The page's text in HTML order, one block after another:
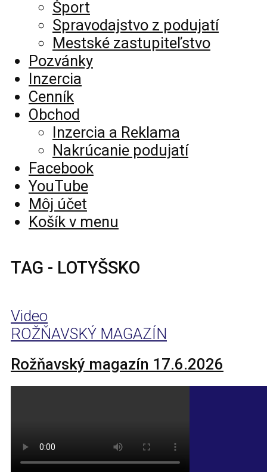
Šport
Spravodajstvo z podujatí
Mestské zastupiteľstvo
Pozvánky
Inzercia
Cenník
Obchod
Inzercia a Reklama
Nakrúcanie podujatí
Facebook
YouTube
Môj účet
Košík v menu
TAG - LOTYŠSKO
Video
ROŽŇAVSKÝ MAGAZÍN
Rožňavský magazín 17.6.2026